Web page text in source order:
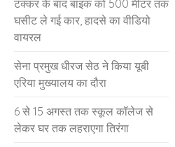
टक्कर के बाद बाइक को 500 मीटर तक
घसीट ले गई कार, हादसे का वीडियो
वायरल
सेना प्रमुख धीरज सेठ ने किया यूबी
एरिया मुख्यालय का दौरा
6 से 15 अगस्त तक स्कूल कॉलेज से
लेकर घर तक लहराएगा तिरंगा